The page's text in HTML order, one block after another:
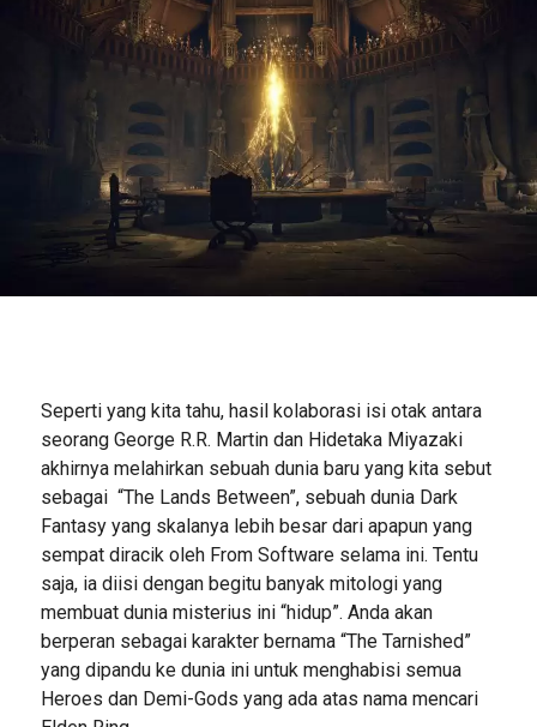
Seperti yang kita tahu, hasil kolaborasi isi otak antara
seorang George R.R. Martin dan Hidetaka Miyazaki
akhirnya melahirkan sebuah dunia baru yang kita sebut
sebagai “The Lands Between”, sebuah dunia Dark
Fantasy yang skalanya lebih besar dari apapun yang
sempat diracik oleh From Software selama ini. Tentu
saja, ia diisi dengan begitu banyak mitologi yang
membuat dunia misterius ini “hidup”. Anda akan
berperan sebagai karakter bernama “The Tarnished”
yang dipandu ke dunia ini untuk menghabisi semua
Heroes dan Demi-Gods yang ada atas nama mencari